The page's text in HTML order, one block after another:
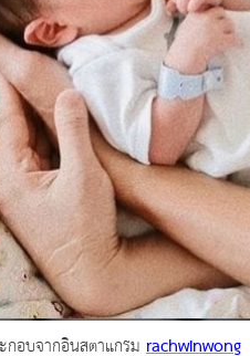
อบจากอินสตาแกรม rachwinwong